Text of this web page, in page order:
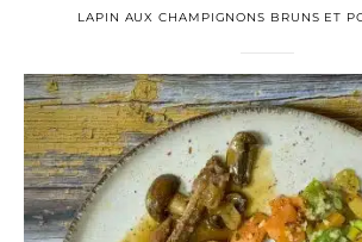
LAPIN AUX CHAMPIGNONS BRUNS ET